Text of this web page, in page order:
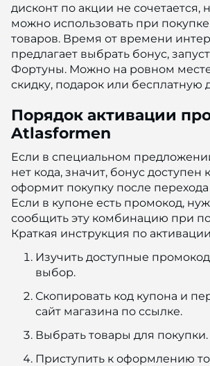
дисконт по акции не сочетается,
можно использовать при
товаров. Время от времени
предлагает выбрать бонус,
Фортуны. Можно на ровном месте
скидку, подарок или бесплатную
Порядок активации
Atlasformen
Если в специальном
нет кода, значит, бонус доступен
оформит покупку после
Если в купоне есть промокод,
сообщить эту комбинацию при
Краткая инструкция по
Изучить доступные
выбор.
Скопировать код купона и
сайт магазина по ссылке.
Выбрать товары для покупки.
Приступить к оформлению